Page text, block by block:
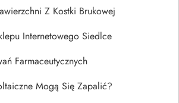
Z Kostki Brukowej
Internetowego Siedlce
Farmaceutycznych
Mogą Się Zapalić?